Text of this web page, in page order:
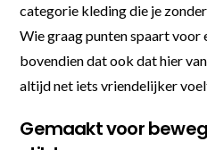
categorie kleding die je
Wie graag punten spaart
bovendien dat ook dat hier
altijd net iets vriendelijker
Gemaakt voor